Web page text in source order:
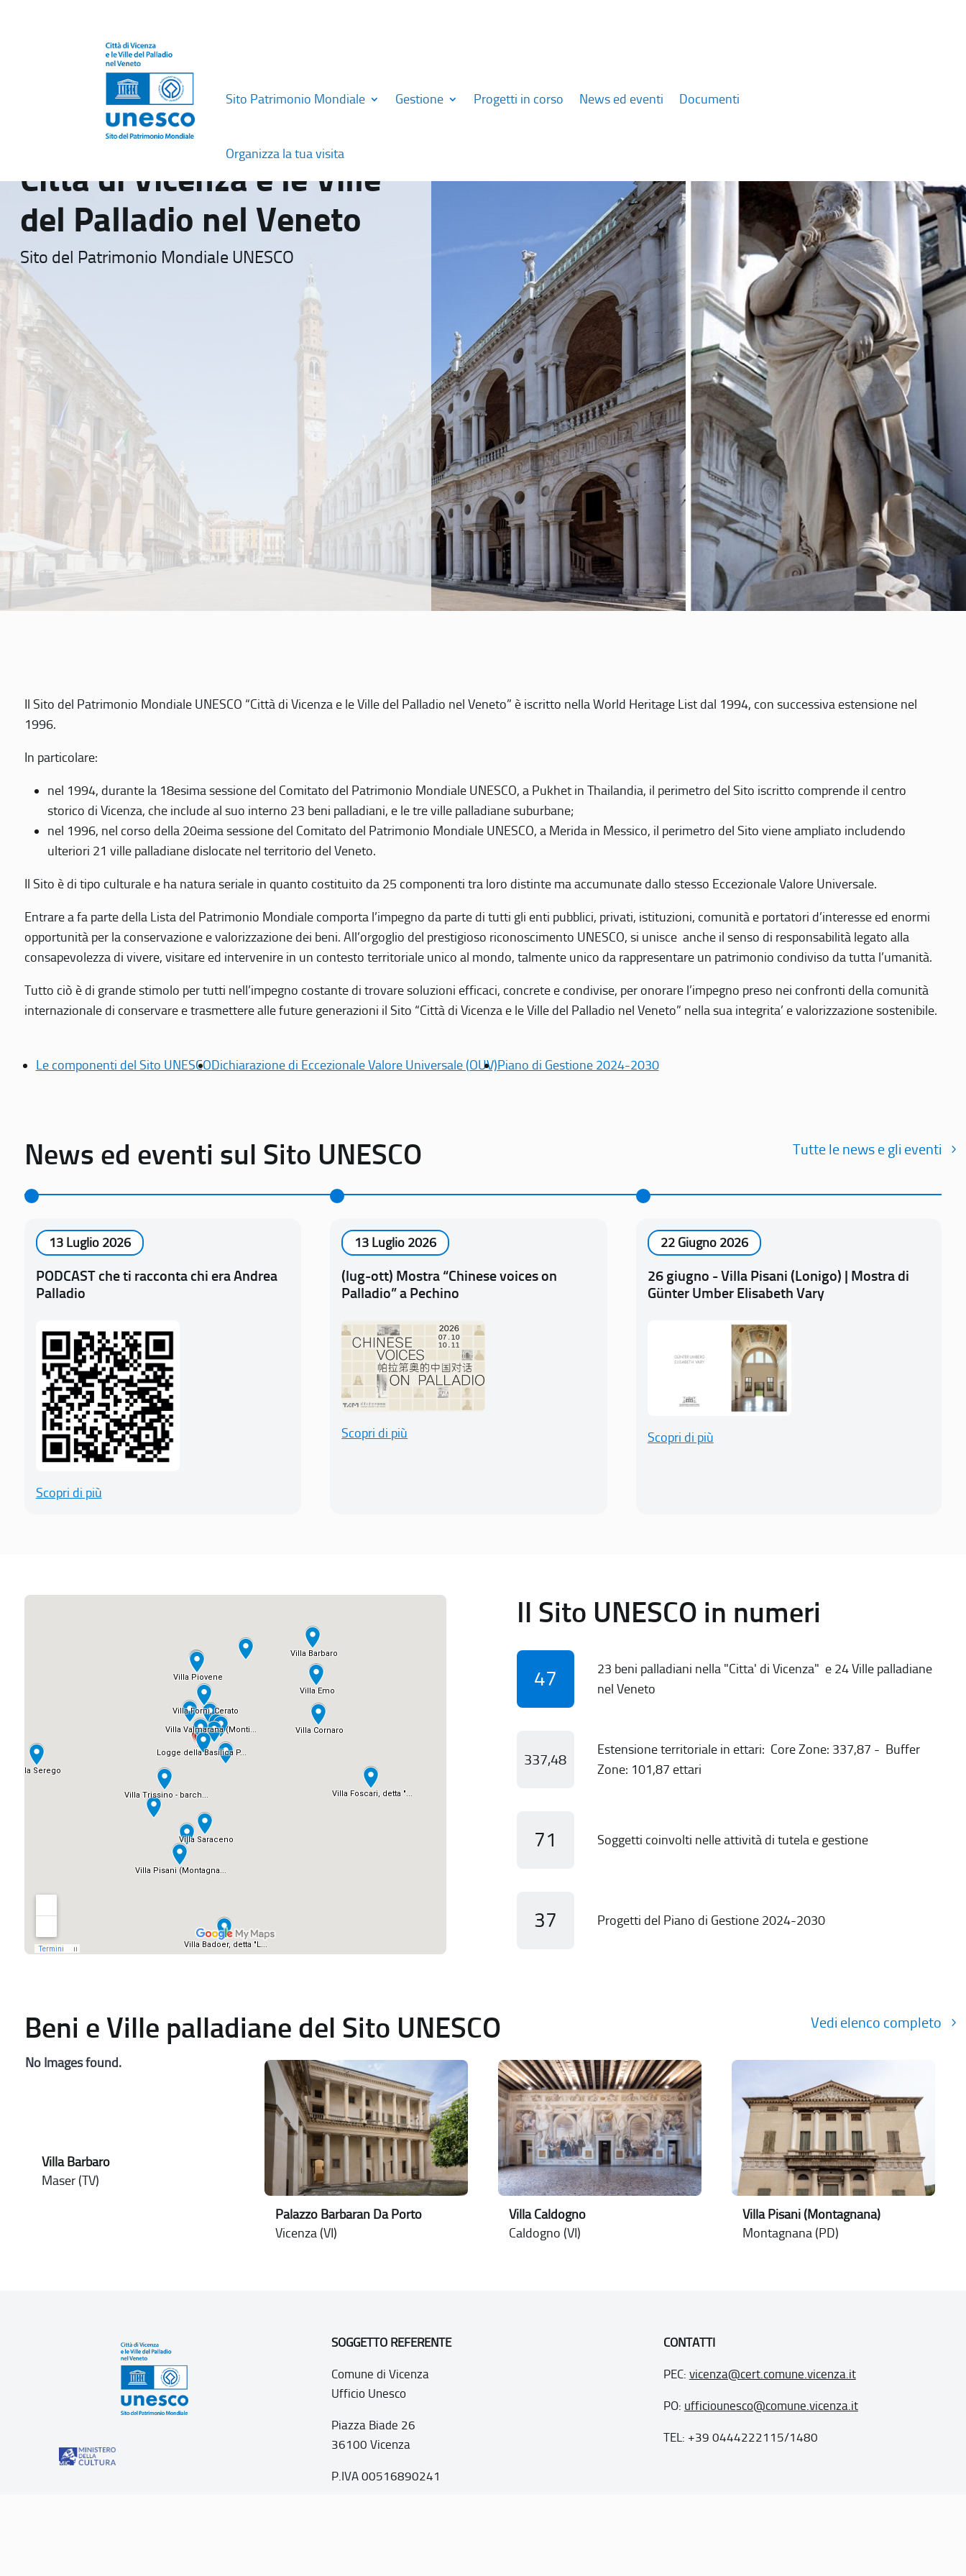
Sito Patrimonio Mondiale Gestione Progetti in corso News ed eventi Documenti
Organizza la tua visita
Città di Vicenza e le Ville
del Palladio nel Veneto
Sito del Patrimonio Mondiale UNESCO
Il Sito del Patrimonio Mondiale UNESCO “Città di Vicenza e le Ville del Palladio nel Veneto” è iscritto nella World Heritage List dal 1994, con successiva estensione nel
1996.
In particolare:
nel 1994, durante la 18esima sessione del Comitato del Patrimonio Mondiale UNESCO, a Pukhet in Thailandia, il perimetro del Sito iscritto comprende il centro
storico di Vicenza, che include al suo interno 23 beni palladiani, e le tre ville palladiane suburbane;
nel 1996, nel corso della 20eima sessione del Comitato del Patrimonio Mondiale UNESCO, a Merida in Messico, il perimetro del Sito viene ampliato includendo
ulteriori 21 ville palladiane dislocate nel territorio del Veneto.
Il Sito è di tipo culturale e ha natura seriale in quanto costituito da 25 componenti tra loro distinte ma accumunate dallo stesso Eccezionale Valore Universale.
Entrare a fa parte della Lista del Patrimonio Mondiale comporta l’impegno da parte di tutti gli enti pubblici, privati, istituzioni, comunità e portatori d’interesse ed enormi
opportunità per la conservazione e valorizzazione dei beni. All’orgoglio del prestigioso riconoscimento UNESCO, si unisce anche il senso di responsabilità legato alla
consapevolezza di vivere, visitare ed intervenire in un contesto territoriale unico al mondo, talmente unico da rappresentare un patrimonio condiviso da tutta l’umanità.
Tutto ciò è di grande stimolo per tutti nell’impegno costante di trovare soluzioni efficaci, concrete e condivise, per onorare l’impegno preso nei confronti della comunità
internazionale di conservare e trasmettere alle future generazioni il Sito “Città di Vicenza e le Ville del Palladio nel Veneto” nella sua integrita’ e valorizzazione sostenibile.
Le componenti del Sito UNESCODichiarazione di Eccezionale Valore Universale (OUV)Piano di Gestione 2024-2030
News ed eventi sul Sito UNESCO Tutte le news e gli eventi
13 Luglio 2026
PODCAST che ti racconta chi era Andrea
Palladio
Scopri di più
13 Luglio 2026
(lug-ott) Mostra “Chinese voices on
Palladio” a Pechino
Scopri di più
22 Giugno 2026
26 giugno - Villa Pisani (Lonigo) | Mostra di
Günter Umber Elisabeth Vary
Scopri di più
Il Sito UNESCO in numeri
47
23 beni palladiani nella "Citta' di Vicenza" e 24 Ville palladiane
nel Veneto
337,48
Estensione territoriale in ettari: Core Zone: 337,87 - Buffer
Zone: 101,87 ettari
71 Soggetti coinvolti nelle attività di tutela e gestione
37 Progetti del Piano di Gestione 2024-2030
Beni e Ville palladiane del Sito UNESCO Vedi elenco completo
No Images found.
Villa Barbaro
Maser (TV)
Palazzo Barbaran Da Porto
Vicenza (VI)
Villa Caldogno
Caldogno (VI)
Villa Pisani (Montagnana)
Montagnana (PD)
SOGGETTO REFERENTE
Comune di Vicenza
Ufficio Unesco
Piazza Biade 26
36100 Vicenza
P.IVA 00516890241
CONTATTI
PEC: vicenza@cert.comune.vicenza.it
PO: ufficiounesco@comune.vicenza.it
TEL: +39 0444222115/1480